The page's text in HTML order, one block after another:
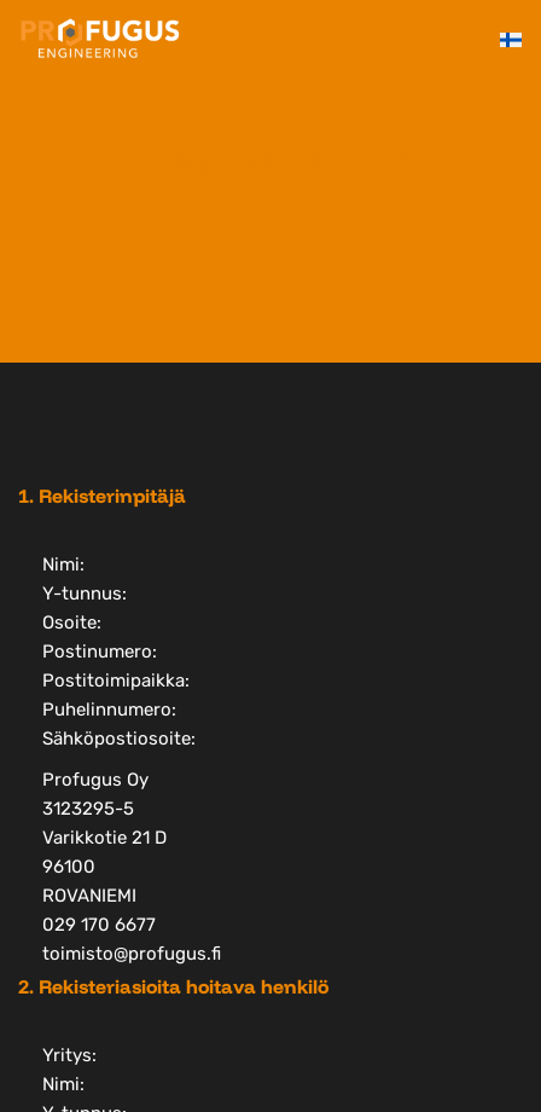
Siirry
1. Rekisterinpitäjä
Nimi:
Y-tunnus:
Osoite:
Postinumero:
Postitoimipaikka:
Puhelinnumero:
Sähköpostiosoite:
Profugus Oy
3123295-5
Varikkotie 21 D
96100
ROVANIEMI
029 170 6677
toimisto@profugus.fi
2. Rekisteriasioita hoitava henkilö
Yritys:
Nimi: